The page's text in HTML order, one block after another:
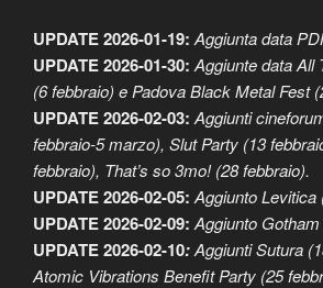
UPDATE 2026-01-19: Aggiunta data
UPDATE 2026-01-30: Aggiunte data All
(6 febbraio) e Padova Black Metal Fest
UPDATE 2026-02-03: Aggiunti
febbraio-5 marzo), Slut Party (13
febbraio), That’s so 3mo! (28 febbraio).
UPDATE 2026-02-05: Aggiunto Levitica
UPDATE 2026-02-09: Aggiunto
UPDATE 2026-02-10:Aggiunti Sutura
Atomic Vibrations Benefit Party (25